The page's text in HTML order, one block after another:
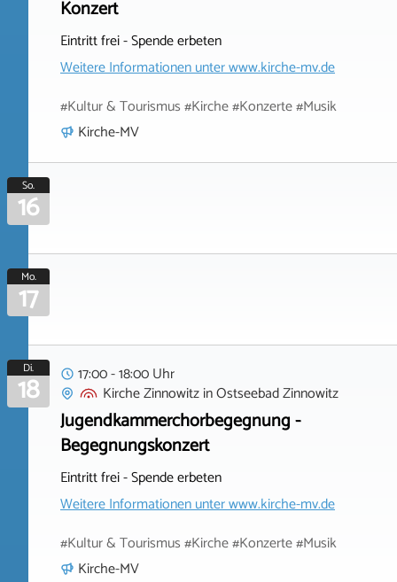
Konzert
Eintritt frei - Spende erbeten
Weitere Informationen unterwww.kirche-mv.de
#Kultur & Tourismus #Kirche #Konzerte #Musik
Kirche-MV
So.
16
Mo.
17
Di.
18
17:00 - 18:00 Uhr
Kirche ZinnowitzinOstseebad Zinnowitz
Jugendkammerchorbegegnung -
Begegnungskonzert
Eintritt frei - Spende erbeten
Weitere Informationen unterwww.kirche-mv.de
#Kultur & Tourismus #Kirche #Konzerte #Musik
Kirche-MV